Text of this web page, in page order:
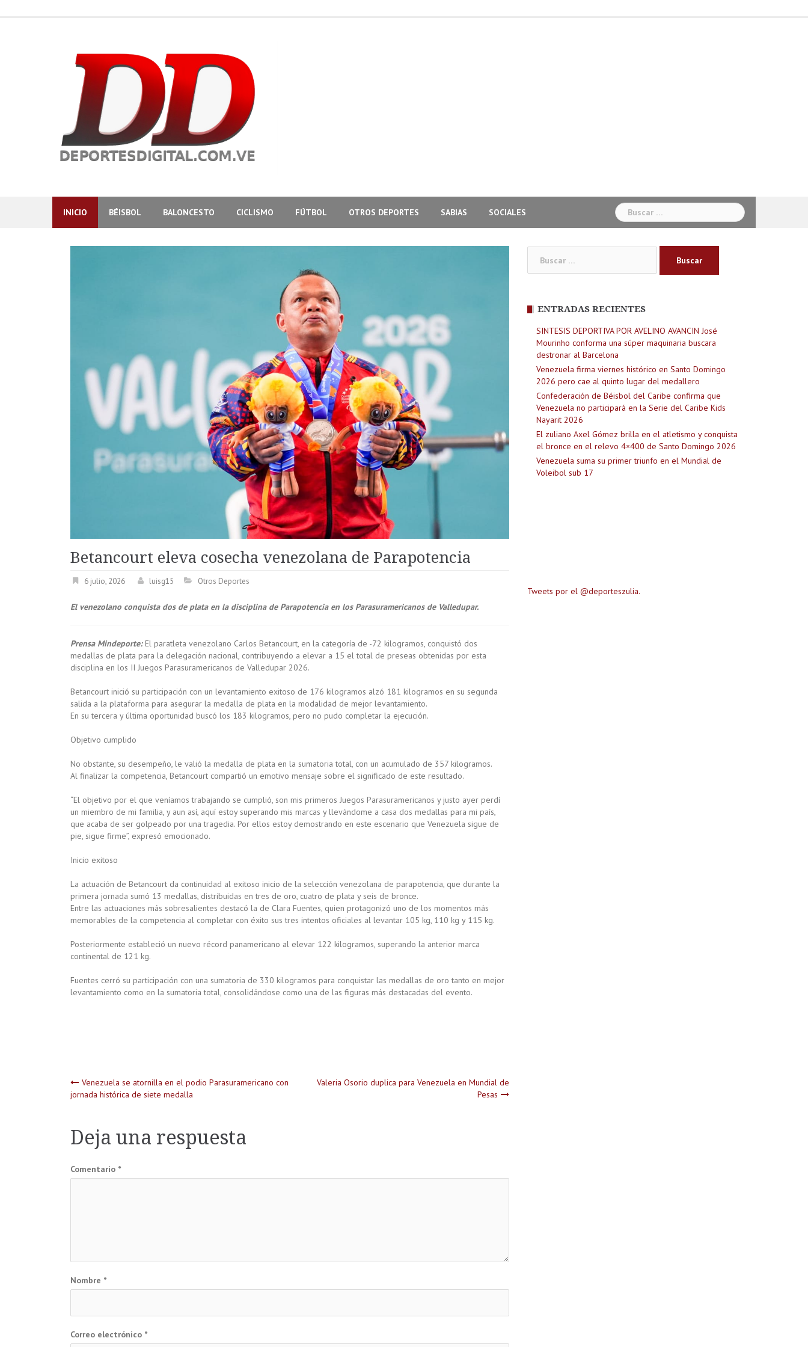
INICIO BÉISBOL BALONCESTO CICLISMO FÚTBOL OTROS DEPORTES SABIAS SOCIALES Buscar:
Betancourt eleva cosecha venezolana de Parapotencia
6 julio, 2026 luisg15 Otros Deportes
El venezolano conquista dos de plata en la disciplina de Parapotencia en los Parasuramericanos de Valledupar.
Prensa Mindeporte: El paratleta venezolano Carlos Betancourt, en la categoría de -72 kilogramos, conquistó dos
medallas de plata para la delegación nacional, contribuyendo a elevar a 15 el total de preseas obtenidas por esta
disciplina en los II Juegos Parasuramericanos de Valledupar 2026.
Betancourt inició su participación con un levantamiento exitoso de 176 kilogramos alzó 181 kilogramos en su segunda
salida a la plataforma para asegurar la medalla de plata en la modalidad de mejor levantamiento.
En su tercera y última oportunidad buscó los 183 kilogramos, pero no pudo completar la ejecución.
Objetivo cumplido
No obstante, su desempeño, le valió la medalla de plata en la sumatoria total, con un acumulado de 357 kilogramos.
Al finalizar la competencia, Betancourt compartió un emotivo mensaje sobre el significado de este resultado.
“El objetivo por el que veníamos trabajando se cumplió, son mis primeros Juegos Parasuramericanos y justo ayer perdí
un miembro de mi familia, y aun así, aquí estoy superando mis marcas y llevándome a casa dos medallas para mi país,
que acaba de ser golpeado por una tragedia. Por ellos estoy demostrando en este escenario que Venezuela sigue de
pie, sigue firme”, expresó emocionado.
Inicio exitoso
La actuación de Betancourt da continuidad al exitoso inicio de la selección venezolana de parapotencia, que durante la
primera jornada sumó 13 medallas, distribuidas en tres de oro, cuatro de plata y seis de bronce.
Entre las actuaciones más sobresalientes destacó la de Clara Fuentes, quien protagonizó uno de los momentos más
memorables de la competencia al completar con éxito sus tres intentos oficiales al levantar 105 kg, 110 kg y 115 kg.
Posteriormente estableció un nuevo récord panamericano al elevar 122 kilogramos, superando la anterior marca
continental de 121 kg.
Fuentes cerró su participación con una sumatoria de 330 kilogramos para conquistar las medallas de oro tanto en mejor
levantamiento como en la sumatoria total, consolidándose como una de las figuras más destacadas del evento.
Navegación
entradas
Venezuela se atornilla en el podio Parasuramericano con
jornada histórica de siete medalla
Valeria Osorio duplica para Venezuela en Mundial de
Pesas
Deja una respuesta
Comentario *
Nombre *
Correo electrónico *
ENTRADAS RECIENTES
SINTESIS DEPORTIVA POR AVELINO AVANCIN José
Mourinho conforma una súper maquinaria buscara
destronar al Barcelona
Venezuela firma viernes histórico en Santo Domingo
2026 pero cae al quinto lugar del medallero
Confederación de Béisbol del Caribe confirma que
Venezuela no participará en la Serie del Caribe Kids
Nayarit 2026
El zuliano Axel Gómez brilla en el atletismo y conquista
el bronce en el relevo 4×400 de Santo Domingo 2026
Venezuela suma su primer triunfo en el Mundial de
Voleibol sub 17
Tweets por el @deporteszulia.